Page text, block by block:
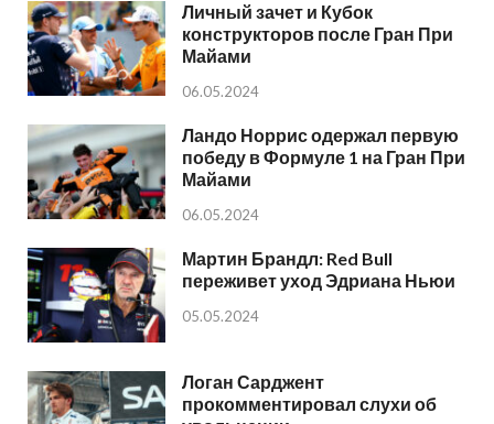
Личный зачет и Кубок
конструкторов после Гран При
Майами
06.05.2024
Ландо Норрис одержал первую
победу в Формуле 1 на Гран При
Майами
06.05.2024
Мартин Брандл: Red Bull
переживет уход Эдриана Ньюи
05.05.2024
Логан Сарджент
прокомментировал слухи об